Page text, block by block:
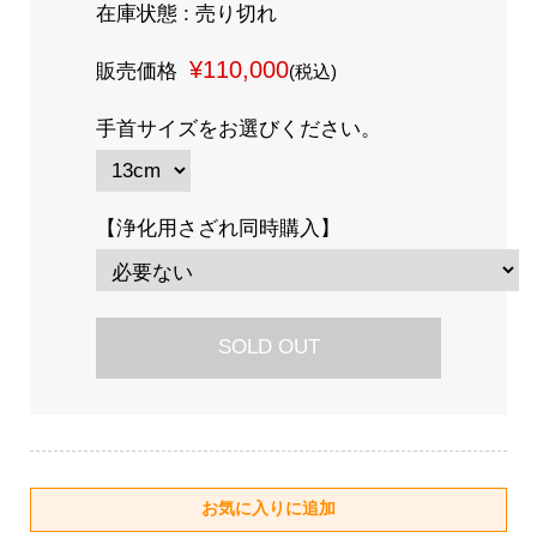
在庫状態 : 売り切れ
販売価格 ¥110,000(税込)
手首サイズをお選びください。
【浄化用さざれ同時購入】
SOLD OUT